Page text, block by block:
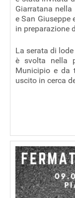
Giarratana
e San Giuseppe
in preparazione
La serata di
è svolta nella
Municipio e da
uscito in cerca